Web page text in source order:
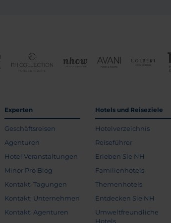
Experten
Geschäftsreisen
Agenturen
Hotel Veranstaltungen
Minor Pro Blog
Kontakt: Tagungen
Kontakt: Unternehmen
Kontakt: Agenturen
Hotels und Reiseziele
Hotelverzeichnis
Reiseführer
Erleben Sie NH
Familienhotels
Themenhotels
Entdecken Sie NH
Umweltfreundliche
Hotels